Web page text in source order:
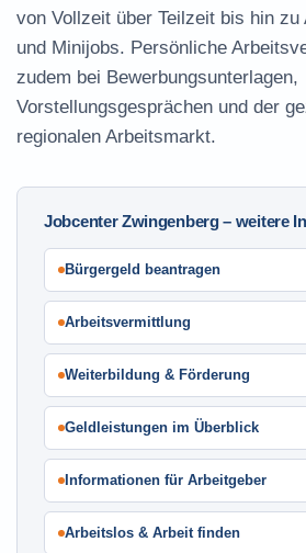
von Vollzeit über Teilzeit bis hin zu
und Minijobs. Persönliche
zudem bei Bewerbungsunterlagen,
Vorstellungsgesprächen und der
regionalen Arbeitsmarkt.
Jobcenter Zwingenberg – weitere
Bürgergeld beantragen
Arbeitsvermittlung
Weiterbildung & Förderung
Geldleistungen im Überblick
Informationen für Arbeitgeber
Arbeitslos & Arbeit finden